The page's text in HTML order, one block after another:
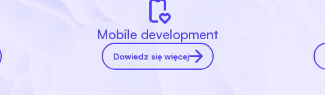
Mobile development
Dowiedz się więcej